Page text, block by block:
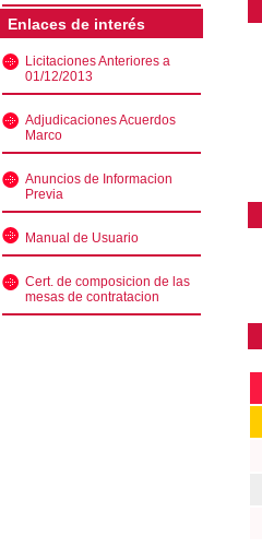
Enlaces de interés
Licitaciones Anteriores a
01/12/2013
Adjudicaciones Acuerdos
Marco
Anuncios de Informacion
Previa
Manual de Usuario
Cert. de composicion de las
mesas de contratacion